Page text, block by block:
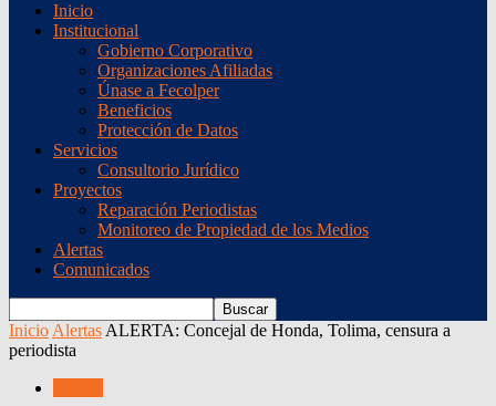
Inicio
Institucional
Gobierno Corporativo
Organizaciones Afiliadas
Únase a Fecolper
Beneficios
Protección de Datos
Servicios
Consultorio Jurídico
Proyectos
Reparación Periodistas
Monitoreo de Propiedad de los Medios
Alertas
Comunicados
Inicio Alertas ALERTA: Concejal de Honda, Tolima, censura a
periodista